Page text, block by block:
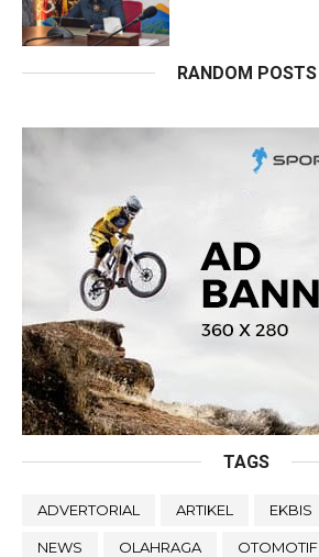
RANDOM POSTS
TAGS
ADVERTORIAL ARTIKEL EKBIS
NEWS OLAHRAGA OTOMOTIF